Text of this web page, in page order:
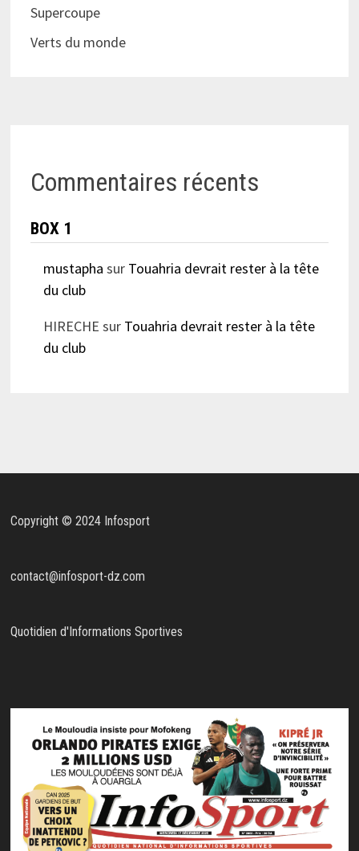
Supercoupe
Verts du monde
Commentaires récents
BOX 1
mustapha sur Touahria devrait rester à la tête
du club
HIRECHE sur Touahria devrait rester à la tête
du club
Copyright © 2024 Infosport
contact@infosport-dz.com
Quotidien d'Informations Sportives